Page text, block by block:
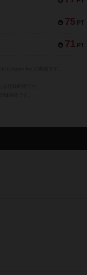
75 PT
71 PT